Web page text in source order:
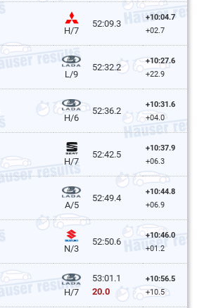
H/7
52:09.3
+10:04.7
+02.7
L/9
52:32.2
+10:27.6
+22.9
H/6
52:36.2
+10:31.6
+04.0
H/7
52:42.5
+10:37.9
+06.3
A/5
52:49.4
+10:44.8
+06.9
N/3
52:50.6
+10:46.0
+01.2
H/7
53:01.1
20.0
+10:56.5
+10.5